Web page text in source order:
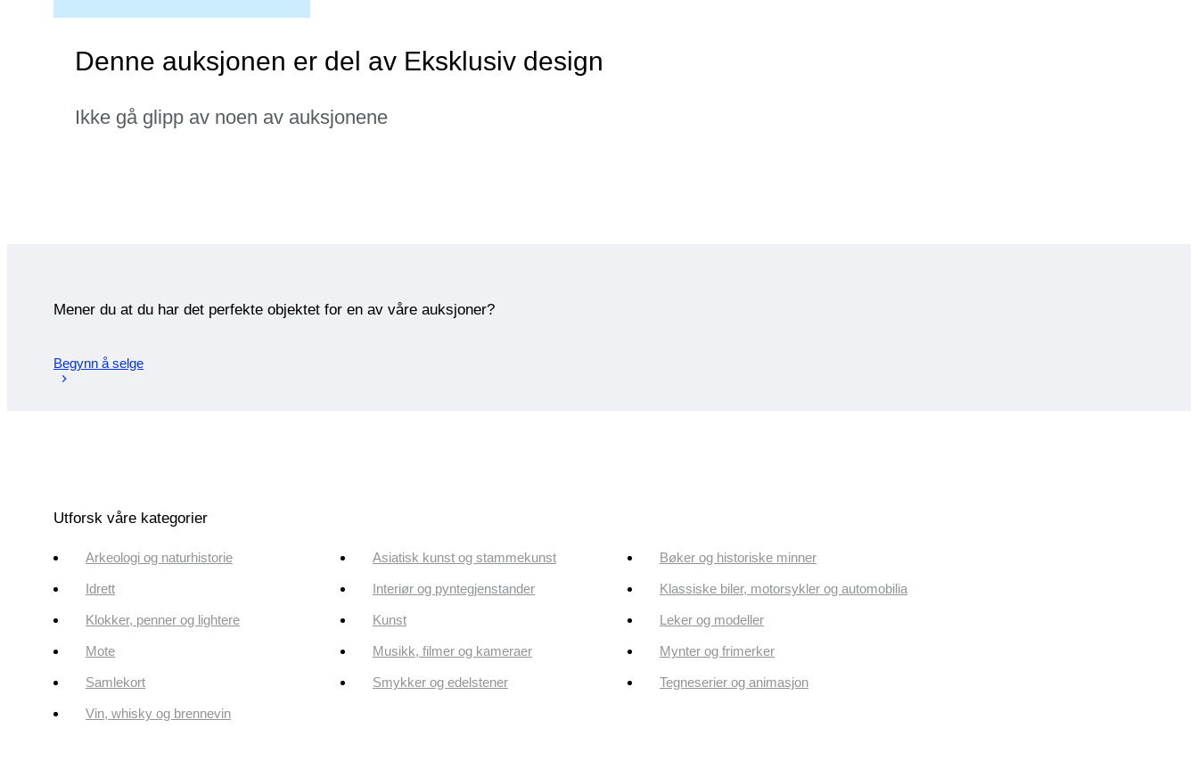
Denne auksjonen er del av Eksklusiv design
Ikke gå glipp av noen av auksjonene
Mener du at du har det perfekte objektet for en av våre auksjoner?
Begynn å selge
Utforsk våre kategorier
Arkeologi og naturhistorie Asiatisk kunst og stammekunst Bøker og historiske minner
Idrett Interiør og pyntegjenstander Klassiske biler, motorsykler og automobilia
Klokker, penner og lightere Kunst Leker og modeller
Mote Musikk, filmer og kameraer Mynter og frimerker
Samlekort Smykker og edelstener Tegneserier og animasjon
Vin, whisky og brennevin